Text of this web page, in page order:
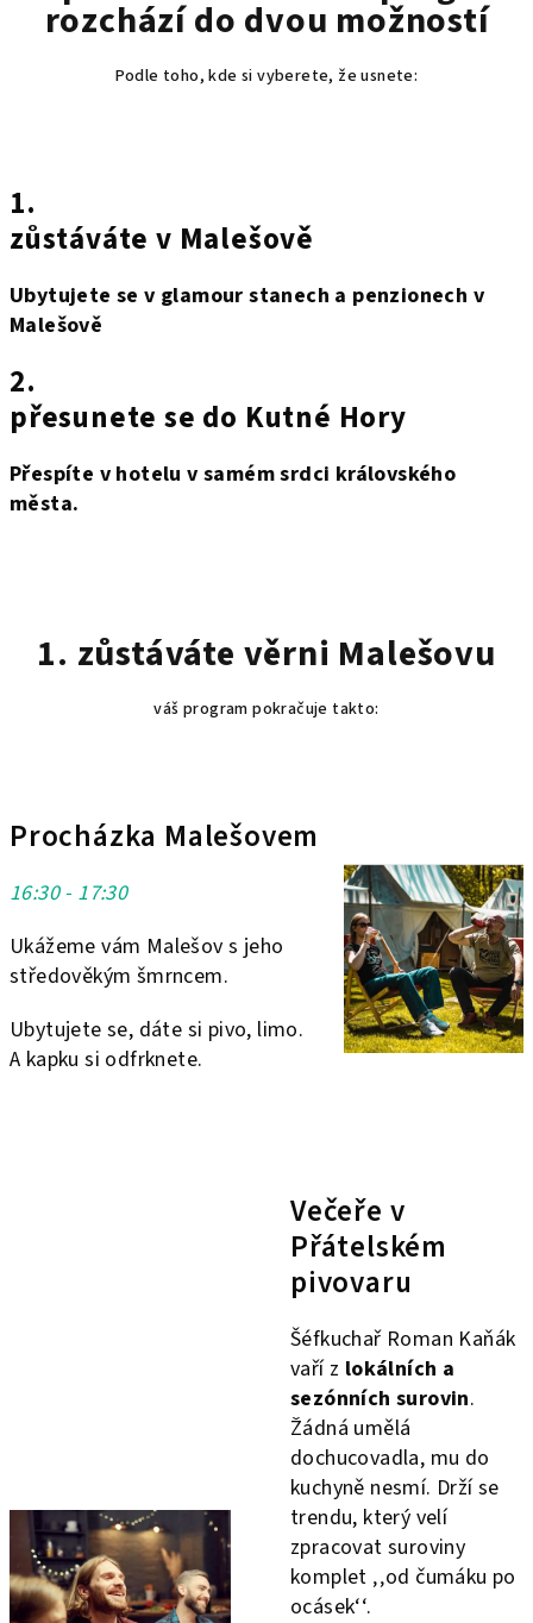
rozchází do dvou možností
Podle toho, kde si vyberete, že usnete:
1.
zůstáváte v Malešově
Ubytujete se v glamour stanech a penzionech v
Malešově
2.
přesunete se do Kutné Hory
Přespíte v hotelu v samém srdci královského
města.
1. zůstáváte věrni Malešovu
váš program pokračuje takto:
Procházka Malešovem
16:30 - 17:30
Ukážeme vám Malešov s jeho
středověkým šmrncem.
Ubytujete se, dáte si pivo, limo.
A kapku si odfrknete.
Večeře v
Přátelském
pivovaru
Šéfkuchař Roman Kaňák
vaří z lokálních a
sezónních surovin.
Žádná umělá
dochucovadla, mu do
kuchyně nesmí. Drží se
trendu, který velí
zpracovat suroviny
komplet ‚‚od čumáku po
ocásek‘‘.